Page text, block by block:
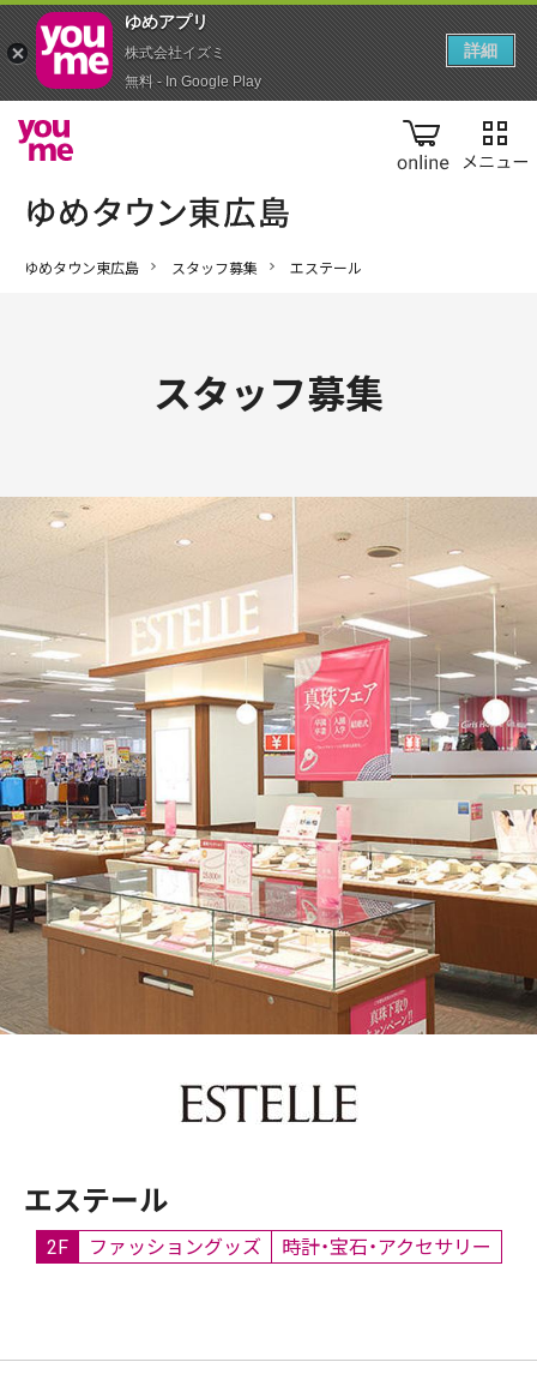
online
ゆめタウン東広島 スタッフ募集 エステール
スタッフ募集
エステール
2F ファッショングッズ 時計・宝石・アクセサリー
ゆめアプ‪リ‬
株式会社イズミ
無料 - In Google Play
詳細